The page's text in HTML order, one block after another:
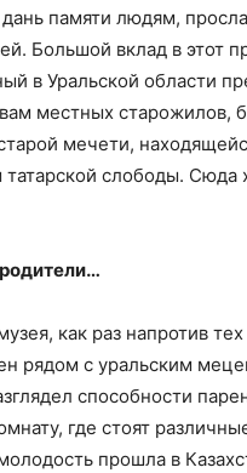
памяти людям,
Большой вклад в этот
в Уральской области
местных старожилов,
мечети,
слободы. Сюда
как раз напротив
рядом с уральским
способности
где стоят
прошла в